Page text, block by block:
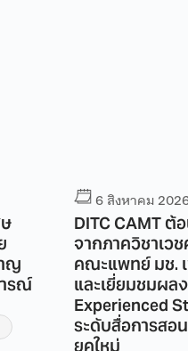
ญ
รณ์
6 สิงหาคม
DITC CAMT
จากภาควิชาเว
คณะแพทย์ มช.
และเยี่ยมชมผล
Experienced
ระดับสื่อการสอ
ยุคใหม่